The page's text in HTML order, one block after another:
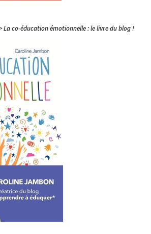
La co-éducation émotionnelle : le livre du blog !